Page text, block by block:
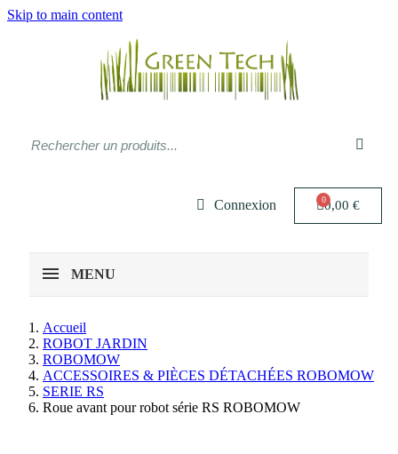
Skip to main content
Connexion 0,00 €
MENU
Accueil
ROBOT JARDIN
ROBOMOW
ACCESSOIRES & PIÈCES DÉTACHÉES ROBOMOW
SERIE RS
Roue avant pour robot série RS ROBOMOW